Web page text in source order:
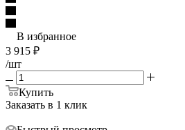
В избранное
3 915 ₽
/шт
Купить
Заказать в 1 клик